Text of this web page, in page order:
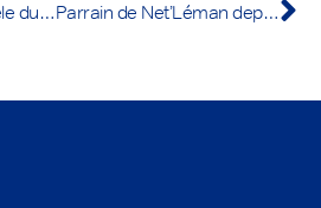
Animations en parallèle du nettoyage du lac Parrain de Net’Léman depuis 2016